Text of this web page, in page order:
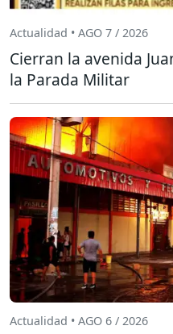
Actualidad • AGO 7 / 2026
Cierran la avenida
la Parada Militar
Actualidad • AGO 6 / 2026